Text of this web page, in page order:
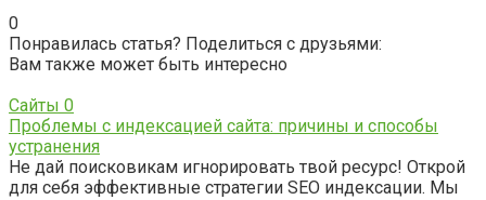
0
Понравилась статья? Поделиться с друзьями:
Вам также может быть интересно
Сайты 0
Проблемы с индексацией сайта: причины и способы
устранения
Не дай поисковикам игнорировать твой ресурс! Открой
для себя эффективные стратегии SEO индексации. Мы